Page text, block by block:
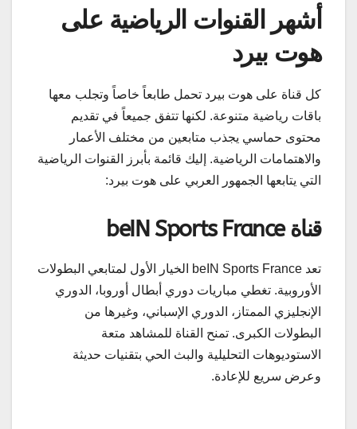
أشهر القنوات الرياضية على
هوت بيرد
كل قناة على هوت بيرد تحمل طابعاً خاصاً وتجلب معها
باقات رياضية متنوعة. لكنها تتفق جميعاً في تقديم
محتوى حماسي يجذب متابعين من مختلف الأعمار
والاهتمامات الرياضية. إليك قائمة بأبرز القنوات الرياضية
التي يتابعها الجمهور العربي على هوت بيرد:
قناة beIN Sports France
تعد beIN Sports France الخيار الأول لمتابعي البطولات
الأوروبية. تغطي مباريات دوري أبطال أوروبا، الدوري
الإنجليزي الممتاز، الدوري الإسباني، وغيرها من
البطولات الكبرى. تمنح القناة للمشاهد متعة
الاستوديوهات التحليلية والبث الحي بتقنيات حديثة
وعرض سريع للإعادة.